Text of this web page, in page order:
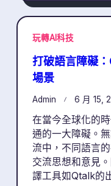
玩轉AI科技
打破語言障礙
場景
Admin 6 月 15,
在當今全球化的
通的一大障礙。
流中，不同語言
交流思想和意見
譯工具如Qtalk的